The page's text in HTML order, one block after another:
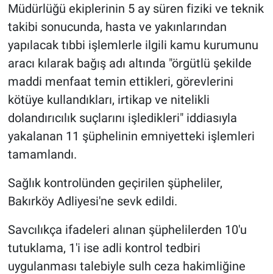
Müdürlüğü ekiplerinin 5 ay süren fiziki ve teknik
takibi sonucunda, hasta ve yakınlarından
yapılacak tıbbi işlemlerle ilgili kamu kurumunu
aracı kılarak bağış adı altında "örgütlü şekilde
maddi menfaat temin ettikleri, görevlerini
kötüye kullandıkları, irtikap ve nitelikli
dolandırıcılık suçlarını işledikleri" iddiasıyla
yakalanan 11 şüphelinin emniyetteki işlemleri
tamamlandı.
Sağlık kontrolünden geçirilen şüpheliler,
Bakırköy Adliyesi'ne sevk edildi.
Savcılıkça ifadeleri alınan şüphelilerden 10'u
tutuklama, 1'i ise adli kontrol tedbiri
uygulanması talebiyle sulh ceza hakimliğine